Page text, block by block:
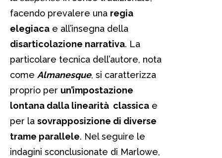
facendo prevalere una regia
elegiaca e all’insegna della
disarticolazione narrativa. La
particolare tecnica dell’autore, nota
come Almanesque, si caratterizza
proprio per un’impostazione
lontana dalla linearità classica e
per la sovrapposizione di diverse
trame parallele. Nel seguire le
indagini sconclusionate di Marlowe,